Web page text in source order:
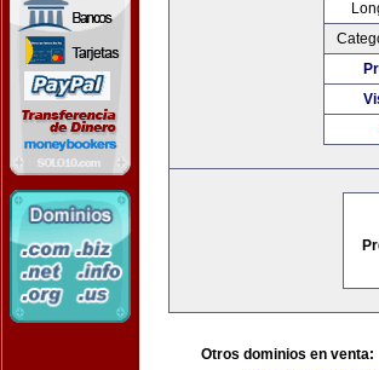
Otros dominios en venta: